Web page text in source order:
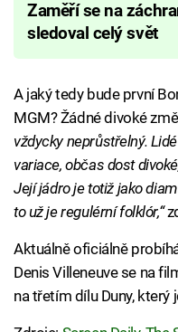
Zaměří se na
sledoval celý svět
A jaký tedy bude první
MGM? Žádné divoké
vždycky neprůstřelný.
variace, občas dost
Její jádro je totiž jako
to už je regulérní folklór,“
Aktuálně oficiálně
Denis Villeneuve se na
na třetím dílu Duny,